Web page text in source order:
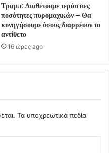
Τραμπ: Διαθέτουμε τεράστιες
ποσότητες πυρομαχικών – Θα
κυνηγήσουμε όσους διαρρέουν το
αντίθετο
16 ώρες ago
Τα υποχρεωτικά πεδία